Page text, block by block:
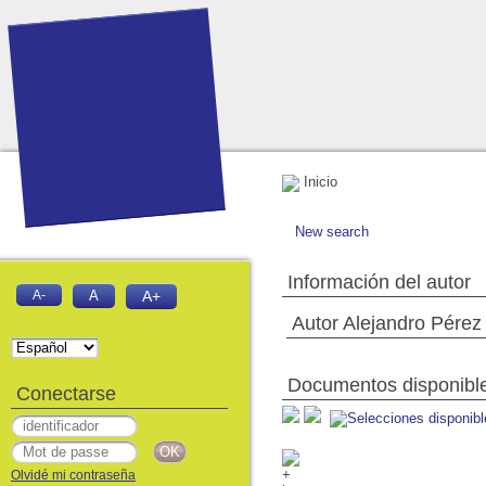
Inicio
New search
Información del autor
Autor Alejandro
Documentos
A- A A+
Conectarse
Olvidé mi contraseña